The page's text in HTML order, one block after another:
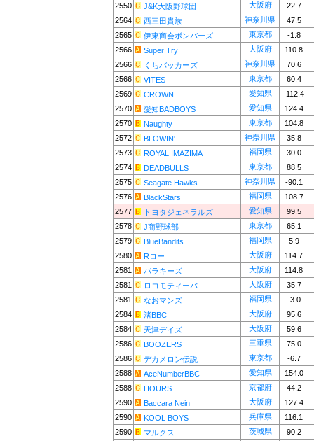
2550
J&K大阪野球団 大阪府
22.7
2564
西三田貴族 神奈川県
47.5
2565
伊東商会ボンバーズ 東京都
-1.8
2566
Super Try 大阪府
110.8
2566
くちバッカーズ 神奈川県
70.6
2566
VITES 東京都
60.4
2569
CROWN 愛知県
-112.4
2570
愛知BADBOYS 愛知県
124.4
2570
Naughty 東京都
104.8
2572
BLOWIN' 神奈川県
35.8
2573
ROYAL IMAZIMA 福岡県
30.0
2574
DEADBULLS 東京都
88.5
2575
Seagate Hawks 神奈川県
-90.1
2576
BlackStars 福岡県
108.7
2577
トヨタジェネラルズ 愛知県
99.5
2578
J商野球部 東京都
65.1
2579
BlueBandits 福岡県
5.9
2580
Rロー 大阪府
114.7
2581
パラキーズ 大阪府
114.8
2581
ロコモティーバ 大阪府
35.7
2581
なおマンズ 福岡県
-3.0
2584
渚BBC 大阪府
95.6
2584
天津デイズ 大阪府
59.6
2586
BOOZERS 三重県
75.0
2586
デカメロン伝説 東京都
-6.7
2588
AceNumberBBC 愛知県
154.0
2588
HOURS 京都府
44.2
2590
Baccara Nein 大阪府
127.4
2590
KOOL BOYS 兵庫県
116.1
2590
マルクス 茨城県
90.2